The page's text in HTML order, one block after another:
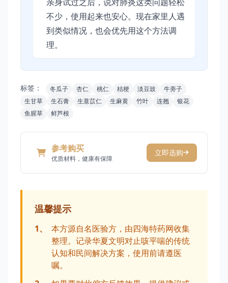
不少，使用起来也安心。现在家里人遇
到类似情况，也会优先用这个方法调
理。
标签： 冬瓜子 杏仁 桃仁 桔梗 淡豆豉
牛蒡子
生甘草
生石膏 生薏苡仁 生麻黄 竹叶 连翘
银花
鱼腥草
鲜芦根
参考购买
优质材料，健康有保障
立即选购
温馨提示
1、
本方源自名医验方，由四海特药网收集
整理。记录华夏文明对止咳平喘的传统
认知和民间解决方案，使用前请遵医
嘱。